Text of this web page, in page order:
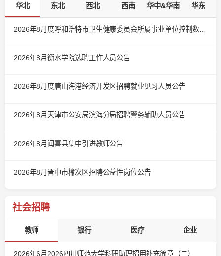
华北 东北 西北 西南 华中&华南 华东
2026年8月衡水学院选聘工作人员公告
2026年8月度唐山海港经济开发区招聘就业见习人员公告
2026年8月天津市公安局滨海分局招聘警务辅助人员公告
2026年8月闻喜县集中引进教师公告
2026年8月晋中市榆次区招聘公益性岗位公告
社会招聘
教师 银行 医疗 企业
2026年6月2026四川师范大学科研助理招用补充简章（二）